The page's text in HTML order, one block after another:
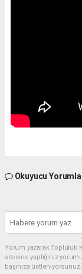
Okuyucu
Yorum yazarak Topluluk
sitesine yaptığınız
başınıza